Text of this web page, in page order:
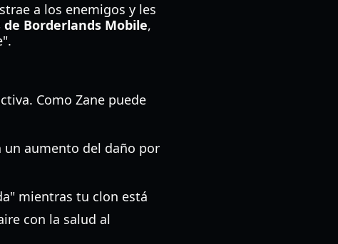
a los enemigos y les
Borderlands Mobile,
Como Zane puede
un aumento del daño por
mientras tu clon está
con la salud al